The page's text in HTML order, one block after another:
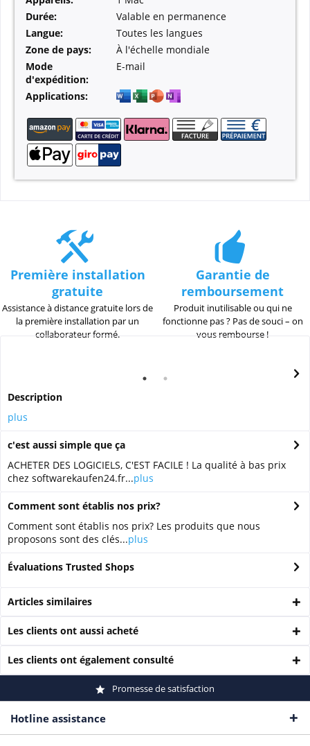
Durée:
Valable en permanence
Langue:
Toutes les langues
Zone de pays:
À l'échelle mondiale
Mode
d'expédition:
E-mail
Applications:
Première installation
gratuite
Assistance à distance gratuite lors de
la première installation par un
collaborateur formé.
Garantie de
remboursement
Produit inutilisable ou qui ne
fonctionne pas ? Pas de souci – on
vous rembourse !
Description
plus
c'est aussi simple que ça
ACHETER DES LOGICIELS, C'EST FACILE ! La qualité à bas prix
chez softwarekaufen24.fr...plus
Comment sont établis nos prix?
Comment sont établis nos prix? Les produits que nous
proposons sont des clés...plus
Évaluations Trusted Shops
Articles similaires
Les clients ont aussi acheté
Les clients ont également consulté
Promesse de satisfaction
Hotline assistance